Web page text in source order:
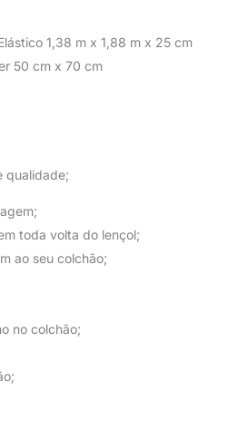
1,38 m x 1,88 m x 25 cm
50 cm x 70 cm
qualidade;
toda volta do lençol;
ao seu colchão;
no colchão;